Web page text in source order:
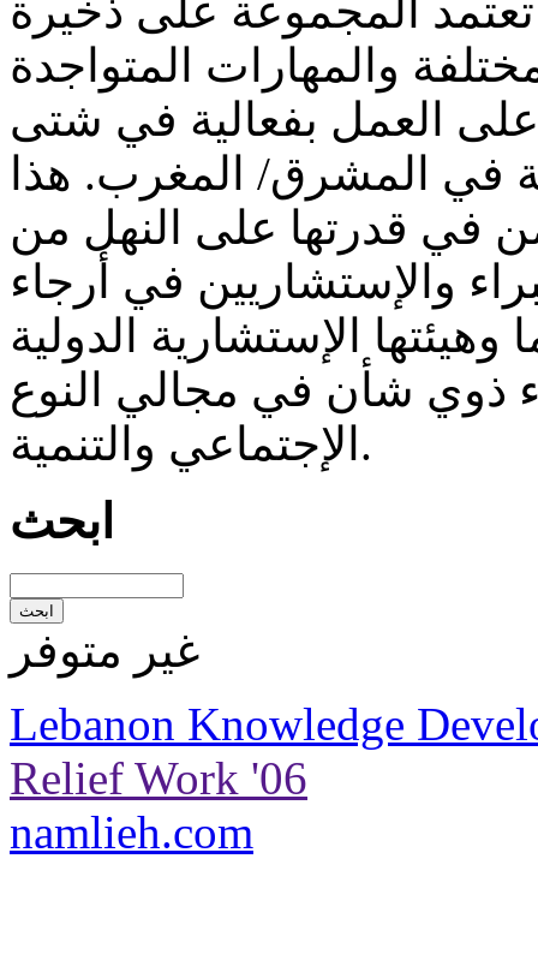
المجموعة على ذخيرة
والمهارات المتواجدة
على العمل بفعالية في شتى
في المشرق/ المغرب. هذا
في قدرتها على النهل من
والإستشاريين في أرجاء
الإستشارية الدولية
ذوي شأن في مجالي النوع
الإجتماعي والتنمية.
ابحث
غير متوفر
Lebanon Knowledge
Relief Work '06
namlieh.com